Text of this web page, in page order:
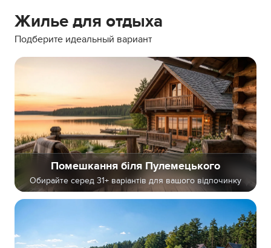
Жилье для отдыха
Подберите идеальный вариант
Помешкання біля Пулемецького
Обирайте серед 31+ варіантів для вашого відпочинку